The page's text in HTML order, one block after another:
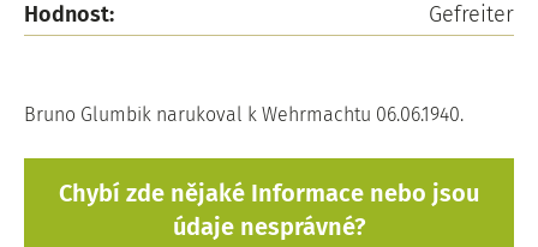
Hodnost:
Gefreiter
Bruno Glumbik narukoval k Wehrmachtu 06.06.1940.
Chybí zde nějaké Informace nebo jsou
údaje nesprávné?